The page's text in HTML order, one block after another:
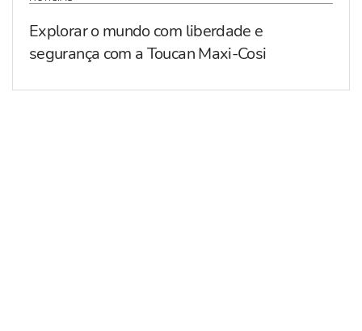
Explorar o mundo com liberdade e
segurança com a Toucan Maxi-Cosi